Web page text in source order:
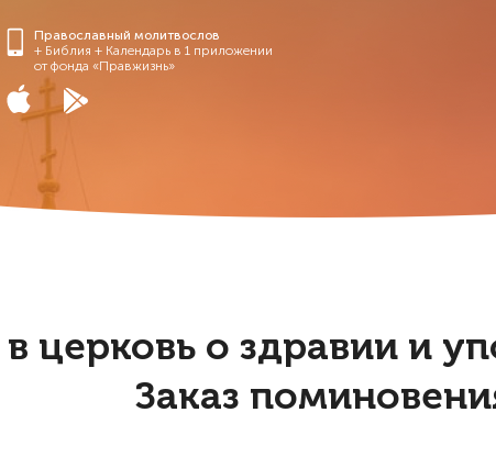
Православный молитвослов
+ Библия + Календарь в 1 приложении
от фонда «Правжизнь»
в церковь о здравии и
Заказ